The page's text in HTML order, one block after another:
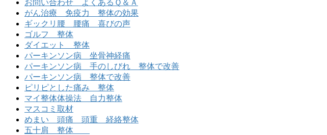
お問い合わせ よくあるＱ＆Ａ
がん治療 免疫力 整体の効果
ギックリ腰 腰痛 喜びの声
ゴルフ 整体
ダイエット 整体
パーキンソン病 坐骨神経痛
パーキンソン病 手のしびれ 整体で改善
パーキンソン病 整体で改善
ピリピとした痛み 整体
マイ整体体操法 自力整体
マスコミ取材
めまい 頭痛 頭重 経絡整体
五十肩 整体